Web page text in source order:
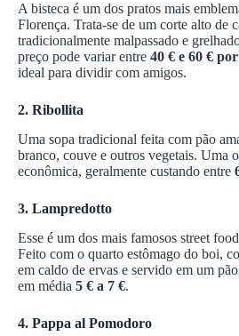
A bisteca é um dos pratos mais
Florença. Trata-se de um corte alto de
tradicionalmente malpassado e
preço pode variar entre 40 € e 60 €
ideal para dividir com amigos.
2. Ribollita
Uma sopa tradicional feita com pão
branco, couve e outros vegetais. Uma
econômica, geralmente custando entre
3. Lampredotto
Esse é um dos mais famosos street
Feito com o quarto estômago do boi,
em caldo de ervas e servido em um
em média 5 € a 7 €.
4. Pappa al Pomodoro